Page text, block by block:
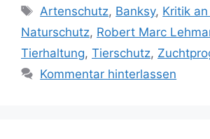
e
g
o
r
S
c
l
a
Artenschutz, Banksy, Kritik
Naturschutz, Robert Marc
Tierhaltung, Tierschutz,
Kommentar hinterlassen